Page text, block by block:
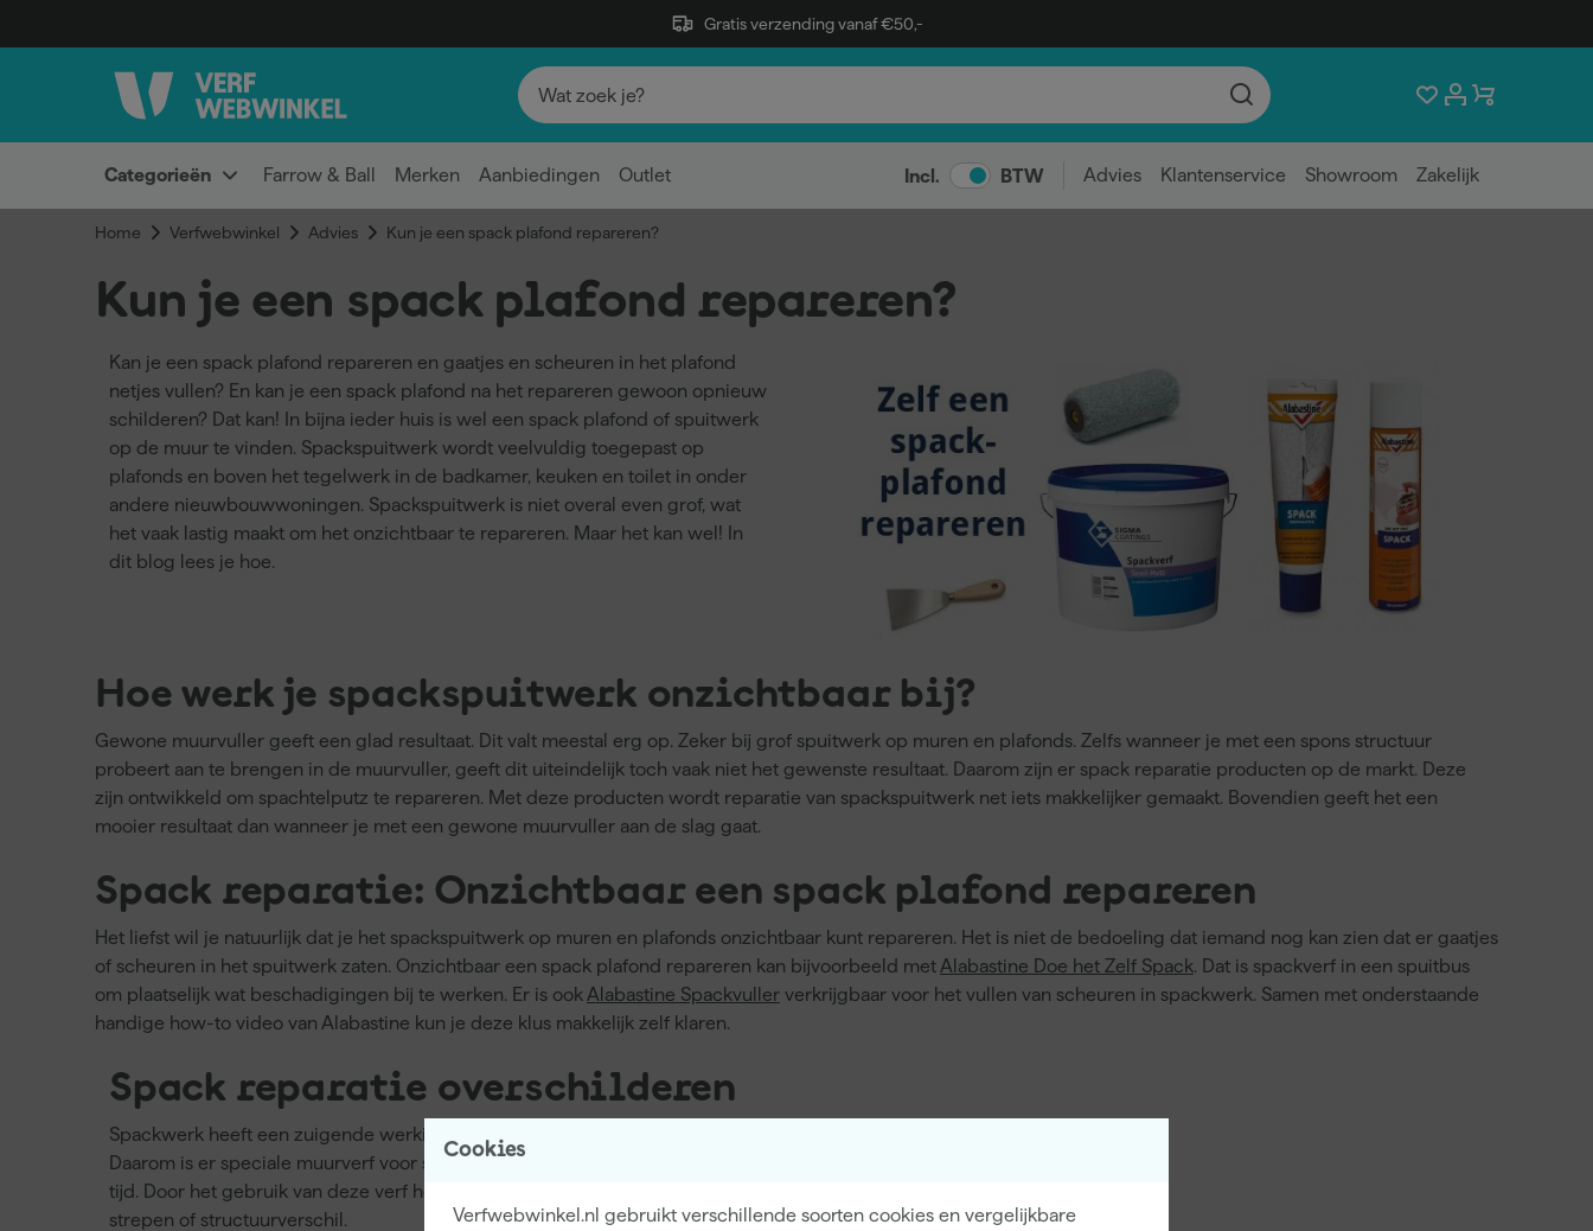
Gratis verzending vanaf €50,-
Categorieën Farrow & Ball Merken Aanbiedingen Outlet Incl. BTW Advies Klantenservice Showroom Zakelijk
Home Verfwebwinkel Advies Kun je een spack plafond repareren?
Cookies
Verfwebwinkel.nl gebruikt verschillende soorten cookies en vergelijkbare
Kun je een spack plafond repareren?
Kan je een spack plafond repareren en gaatjes en scheuren in het plafond
netjes vullen? En kan je een spack plafond na het repareren gewoon opnieuw
schilderen? Dat kan! In bijna ieder huis is wel een spack plafond of spuitwerk
op de muur te vinden. Spackspuitwerk wordt veelvuldig toegepast op
plafonds en boven het tegelwerk in de badkamer, keuken en toilet in onder
andere nieuwbouwwoningen. Spackspuitwerk is niet overal even grof, wat
het vaak lastig maakt om het onzichtbaar te repareren. Maar het kan wel! In
dit blog lees je hoe.
Hoe werk je spackspuitwerk onzichtbaar bij?
Gewone muurvuller geeft een glad resultaat. Dit valt meestal erg op. Zeker bij grof spuitwerk op muren en plafonds. Zelfs wanneer je met een spons structuur
probeert aan te brengen in de muurvuller, geeft dit uiteindelijk toch vaak niet het gewenste resultaat. Daarom zijn er spack reparatie producten op de markt. Deze
zijn ontwikkeld om spachtelputz te repareren. Met deze producten wordt reparatie van spackspuitwerk net iets makkelijker gemaakt. Bovendien geeft het een
mooier resultaat dan wanneer je met een gewone muurvuller aan de slag gaat.
Spack reparatie: Onzichtbaar een spack plafond repareren
Het liefst wil je natuurlijk dat je het spackspuitwerk op muren en plafonds onzichtbaar kunt repareren. Het is niet de bedoeling dat iemand nog kan zien dat er gaatjes
of scheuren in het spuitwerk zaten. Onzichtbaar een spack plafond repareren kan bijvoorbeeld met Alabastine Doe het Zelf Spack. Dat is spackverf in een spuitbus
om plaatselijk wat beschadigingen bij te werken. Er is ook Alabastine Spackvuller verkrijgbaar voor het vullen van scheuren in spackwerk. Samen met onderstaande
handige how-to video van Alabastine kun je deze klus makkelijk zelf klaren.
Spack reparatie overschilderen
Spackwerk heeft een zuigende werking door zijn zeer open structuur.
Daarom is er speciale muurverf voor spack op de markt met een lange open
tijd. Door het gebruik van deze verf heb je geen last meer van aanzetten,
strepen of structuurverschil.